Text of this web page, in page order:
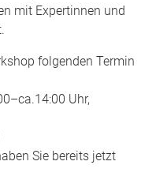
mit Expertinnen und
folgenden Termin
Uhr,
Sie bereits jetzt